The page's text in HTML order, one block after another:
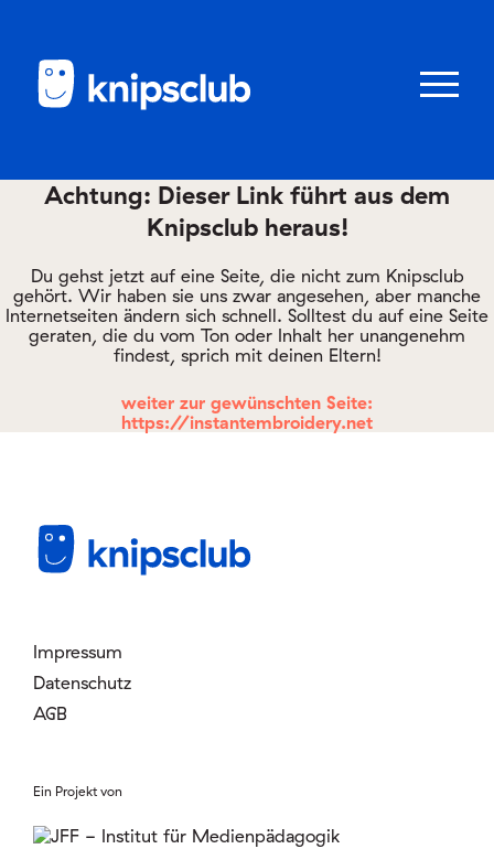
Menü
knipstipps
Eltern
Mitglied werden
Login
Achtung: Dieser Link führt aus dem
Knipsclub heraus!
Du gehst jetzt auf eine Seite, die nicht zum Knipsclub
gehört. Wir haben sie uns zwar angesehen, aber manche
Internetseiten ändern sich schnell. Solltest du auf eine Seite
geraten, die du vom Ton oder Inhalt her unangenehm
findest, sprich mit deinen Eltern!
weiter zur gewünschten Seite:
https://instantembroidery.net
Impressum
Datenschutz
AGB
Ein Projekt von